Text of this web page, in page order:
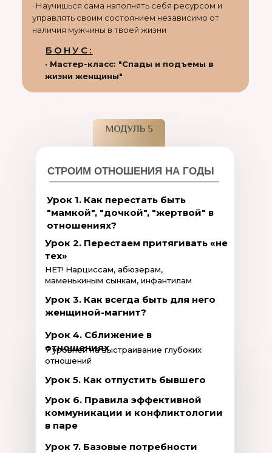
СТРОИМ ОТНОШЕНИЯ НА ГОДЫ
Урок 1. Как перестать быть
"мамкой", "дочкой", "жертвой" в
отношениях?
Урок 5. Как отпустить бывшего
Урок 2. Перестаем притягивать «не
тех»
Урок 4. Сближение в
отношениях
Урок 7. Базовые потребности
БОНУС:
· Научишься сама наполнять себя ресурсом и
управлять своим состоянием независимо от
наличия мужчины в твоей жизни
Урок 3. Как всегда быть для него
женщиной-магнит?
· Мастер-класс: "Спады и подъемы в
жизни женщины"
7 уровней на выстраивание глубоких
отношений
Урок 6. Правила эффективной
коммуникации и конфликтологии
в паре
НЕТ! Нарциссам, абюзерам,
маменькиным сынкам, инфантилам